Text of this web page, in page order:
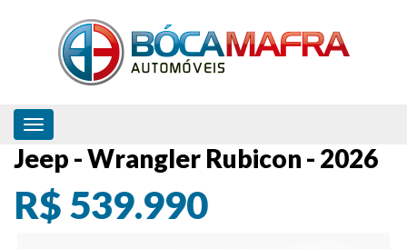
Toggle navigation
Jeep - Wrangler Rubicon - 2026
R$ 539.990